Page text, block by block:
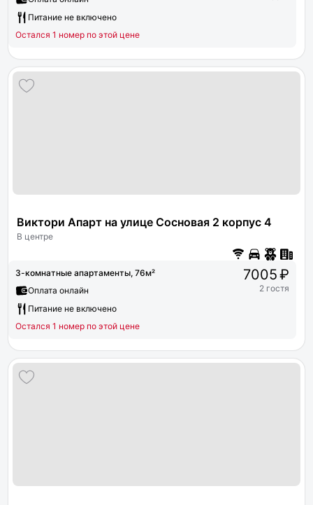
Питание не включено
Остался 1 номер по этой цене
Виктори Апарт на улице Сосновая 2 корпус 4
В центре
3-комнатные апартаменты, 76м²
Оплата онлайн
Питание не включено
Остался 1 номер по этой цене
7005 ₽
2 гостя